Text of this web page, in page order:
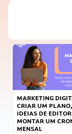
MARKETING
CRIAR UM
IDEIAS DE
MONTAR UM
MENSAL